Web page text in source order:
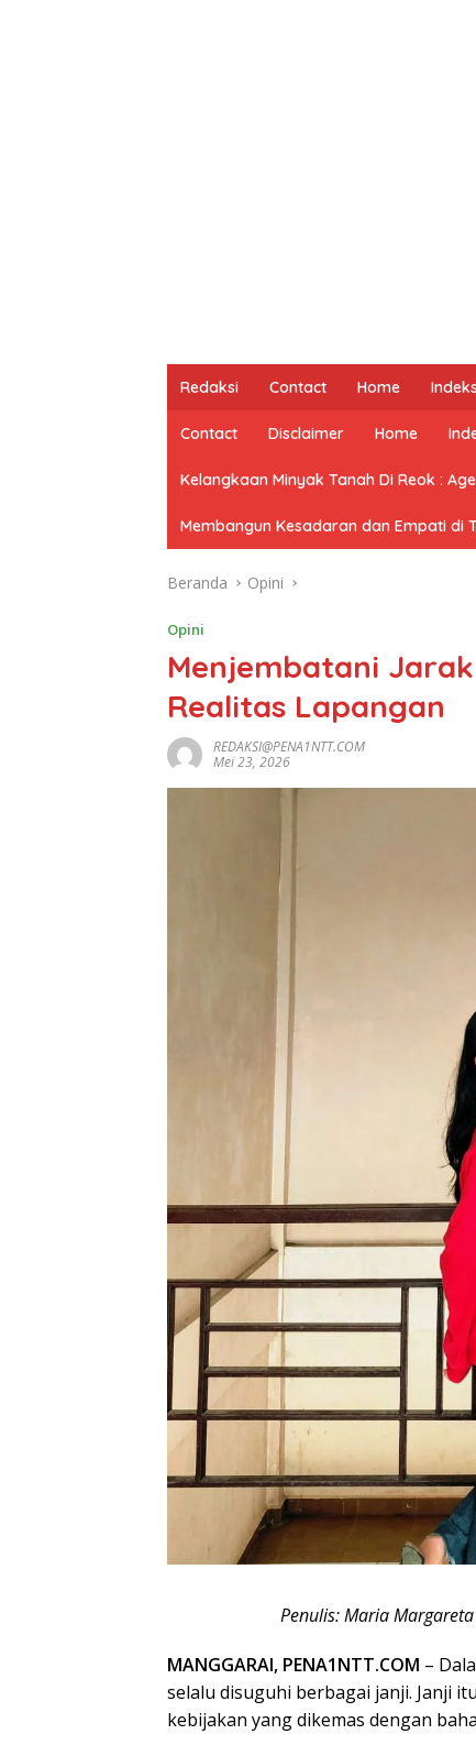
Redaksi Contact Home Indeks
Contact Disclaimer Home
Kelangkaan Minyak Tanah Di Reok :
Membangun Kesadaran dan Empati di
Beranda Opini
Opini
Menjembatani
Realitas Lapangan
REDAKSI@PENA1NTT.COM
Mei 23, 2026
Penulis: Maria Margareta
MANGGARAI, PENA1NTT.COM –
selalu disuguhi berbagai janji. Janji
kebijakan yang dikemas dengan